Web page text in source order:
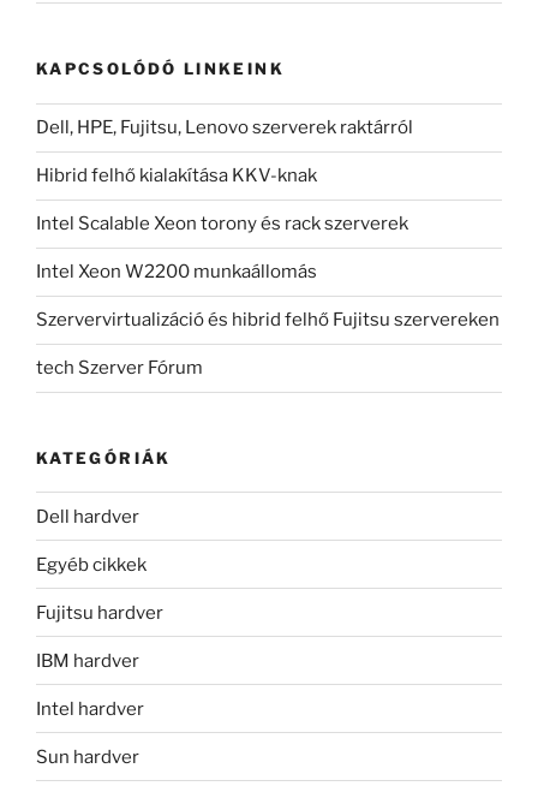
KAPCSOLÓDÓ LINKEINK
Dell, HPE, Fujitsu, Lenovo szerverek raktárról
Hibrid felhő kialakítása KKV-knak
Intel Scalable Xeon torony és rack szerverek
Intel Xeon W2200 munkaállomás
Szervervirtualizáció és hibrid felhő Fujitsu szervereken
tech Szerver Fórum
KATEGÓRIÁK
Dell hardver
Egyéb cikkek
Fujitsu hardver
IBM hardver
Intel hardver
Sun hardver